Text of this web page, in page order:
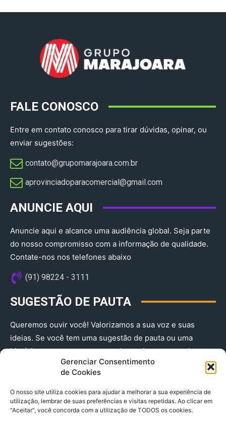
Gerenciar Consentimento
de Cookies
O nosso site utiliza cookies para ajudar a melhorar a sua experiência de
utilização, lembrar de suas preferências e visitas repetidas. Ao clicar em
“Aceitar”, você concorda com a utilização de TODOS os cookies.
FALE CONOSCO
Entre em contato conosco para tirar dúvidas, opinar, ou
enviar sugestões:
contato@grupomarajoara.com.br
aprovinciadoparacomercial@gmail.com​
ANUNCIE AQUI
Anuncie aqui e alcance uma audiência global. Seja parte
do nosso compromisso com a informação de qualidade.
Contate-nos nos telefones abaixo
(91) 98224 - 3111
SUGESTÃO DE PAUTA
Queremos ouvir você! Valorizamos a sua voz e suas
ideias. Se você tem uma sugestão de pauta ou uma
história que merece ser contada, envie-nos agora!
(91) 98224 - 3111